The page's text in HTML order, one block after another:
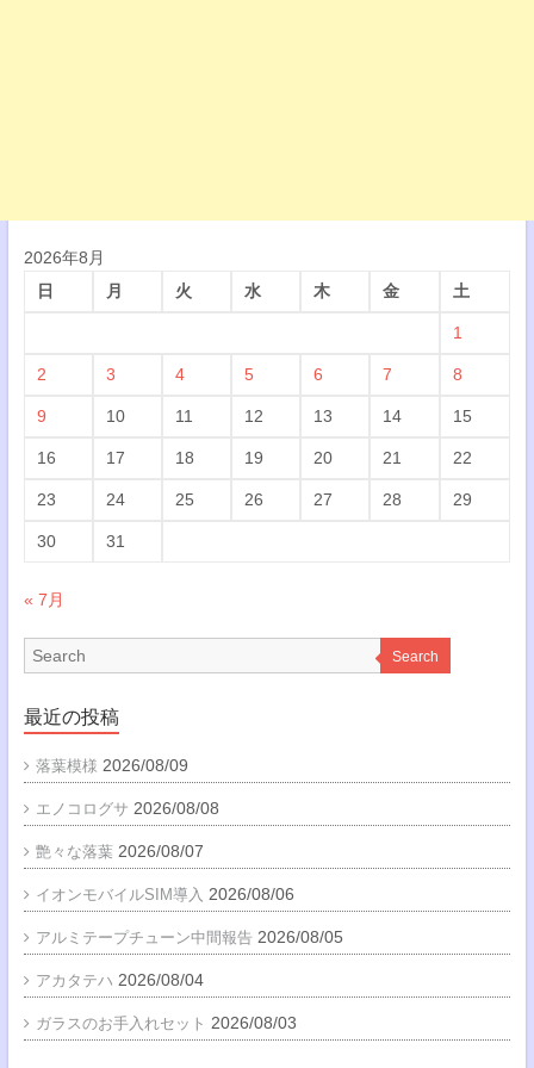
2026年8月
日
月 火 水 木 金 土
1
2 3 4 5 6 7 8
9 10 11 12 13 14 15
16 17 18 19 20 21 22
23 24 25 26 27 28 29
30 31
« 7月
Search
最近の投稿
落葉模様 2026/08/09
エノコログサ 2026/08/08
艶々な落葉 2026/08/07
イオンモバイルSIM導入 2026/08/06
アルミテープチューン中間報告 2026/08/05
アカタテハ 2026/08/04
ガラスのお手入れセット 2026/08/03